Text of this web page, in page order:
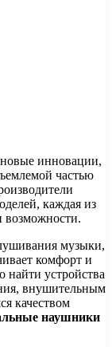
инновации,
частью
каждая из
возможности.
музыки,
комфорт и
найти устройства
внушительным
качеством
наушники